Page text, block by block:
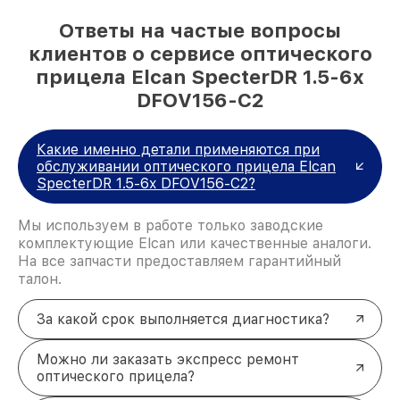
Ответы на частые вопросы
клиентов о сервисе оптического
прицела Elcan SpecterDR 1.5-6x
DFOV156-C2
Какие именно детали применяются при
обслуживании оптического прицела Elcan
SpecterDR 1.5-6x DFOV156-C2?
Мы используем в работе только заводские
комплектующие Elcan или качественные аналоги.
На все запчасти предоставляем гарантийный
талон.
За какой срок выполняется диагностика?
Можно ли заказать экспресс ремонт
оптического прицела?